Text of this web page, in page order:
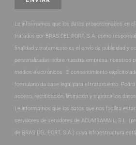
Le informamos que los datos proporcionados en
tratados por BRAS DEL PORT, S.A. como
finalidad y tratamiento es el envío de publicidad y
personalizadas sobre nuestra empresa, nuestros
medios electrónicos. El consentimiento explícito
formulario da base legal para el tratamiento.
acceso, rectificación, limitación y suprimir los
Le informamos que los datos que nos facilita
servidores de servidores de ACUMBAMAIL, S.L.
de BRAS DEL PORT, S.A.) cuya infraestructura